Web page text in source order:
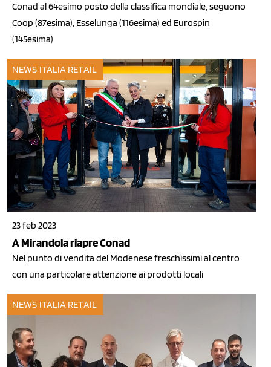
Conad al 64esimo posto della classifica mondiale, seguono
Coop (87esima), Esselunga (116esima) ed Eurospin
(145esima)
NEWS ITALIA RETAIL
23 feb 2023
A Mirandola riapre Conad
Nel punto di vendita del Modenese freschissimi al centro
con una particolare attenzione ai prodotti locali
NEWS ITALIA RETAIL